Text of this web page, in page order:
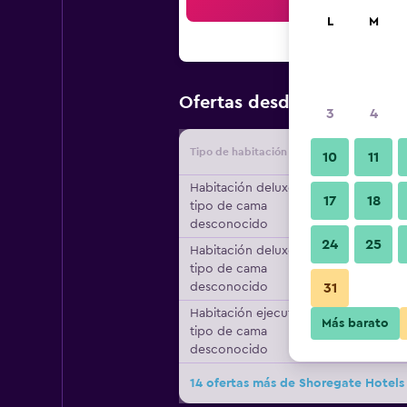
Ofertas desde Oferta
Tipo de habitación
Habitación deluxe,
tipo de cama
desconocido
Habitación deluxe,
tipo de cama
desconocido
Habitación ejecutiva,
tipo de cama
desconocido
14 ofertas más de Shoregate Hotels
L M
3 4
10 11
17 18
24 25
31
Más barato